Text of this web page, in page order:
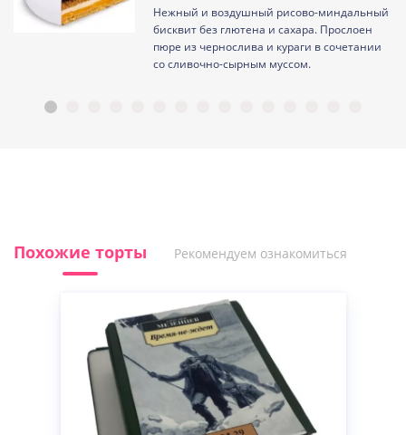
Нежный и воздушный рисово-миндальный
бисквит без глютена и сахара. Прослоен
пюре из чернослива и кураги в сочетании
со сливочно-сырным муссом.
Похожие торты Рекомендуем ознакомиться